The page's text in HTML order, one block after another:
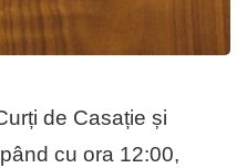
de Casație și
cu ora 12:00,